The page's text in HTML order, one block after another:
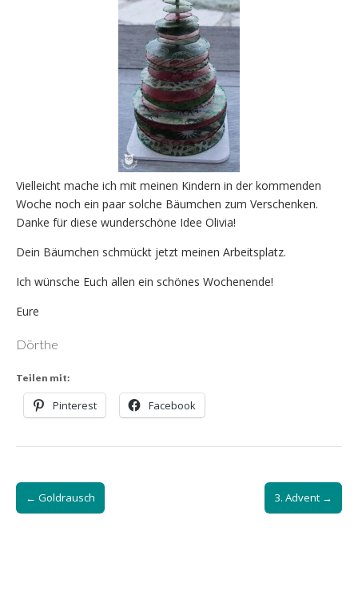
Vielleicht mache ich mit meinen Kindern in der kommenden
Woche noch ein paar solche Bäumchen zum Verschenken.
Danke für diese wunderschöne Idee Olivia!
Dein Bäumchen schmückt jetzt meinen Arbeitsplatz.
Ich wünsche Euch allen ein schönes Wochenende!
Eure
Dörthe
Teilen mit:
Pinterest Facebook
Post
navigation
← Goldrausch 3. Advent →